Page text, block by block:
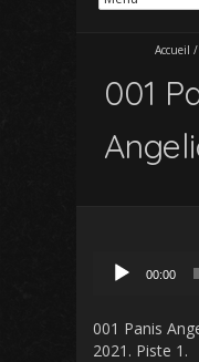
Accueil /
001
00:00
001 Panis
2021. Piste 1.